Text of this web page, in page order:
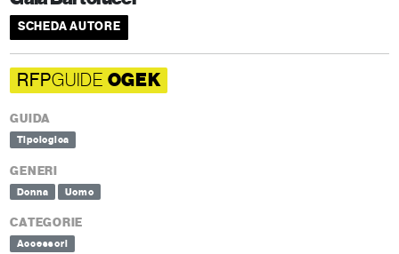
SCHEDA AUTORE
RFPGUIDE OGEK
GUIDA
Tipologica
GENERI
Donna Uomo
CATEGORIE
Accessori